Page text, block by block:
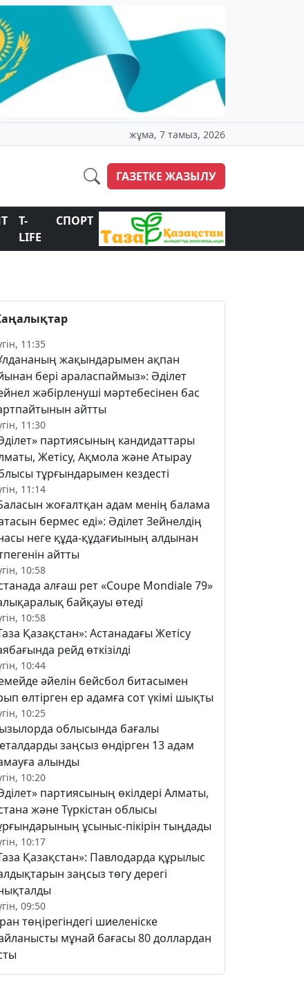
жұма, 7 тамыз, 2026
ГАЗЕТКЕ ЖАЗЫЛУ
T-
LIFE
СПОРТ
11:35
жақындарымен ақпан
бері араласпаймыз»: Әділет
жәбірленуші мәртебесінен бас
айтты
11:30
партиясының кандидаттары
Жетісу, Ақмола және Атырау
тұрғындарымен кездесті
11:14
жоғалтқан адам менің балама
бермес еді»: Әділет Зейнелдің
неге құда-құдағиының алдынан
айтты
10:58
алғаш рет «Coupe Mondiale 79»
байқауы өтеді
10:58
Қазақстан»: Астанадағы Жетісу
рейд өткізілді
10:44
әйелін бейсбол битасымен
өлтірген ер адамға сот үкімі шықты
10:25
облысында бағалы
заңсыз өндірген 13 адам
алынды
10:20
партиясының өкілдері Алматы,
және Түркістан облысы
ұсыныс-пікірін тыңдады
10:17
Қазақстан»: Павлодарда құрылыс
заңсыз төгу дерегі
09:50
төңірегіндегі шиеленіске
мұнай бағасы 80 доллардан